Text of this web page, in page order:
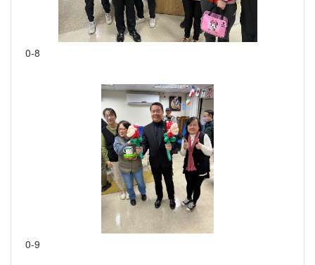
0-8
0-9